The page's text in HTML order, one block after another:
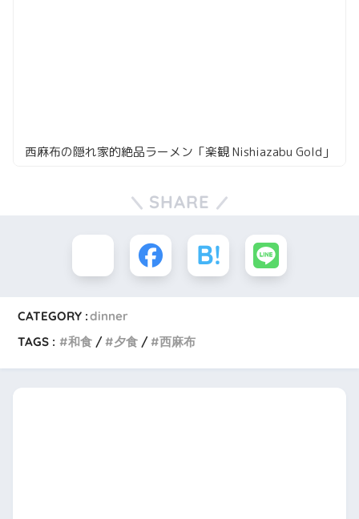
西麻布の隠れ家的絶品ラーメン「楽観 Nishiazabu Gold」
SHARE
CATEGORY :dinner
TAGS :
和食 夕食 西麻布